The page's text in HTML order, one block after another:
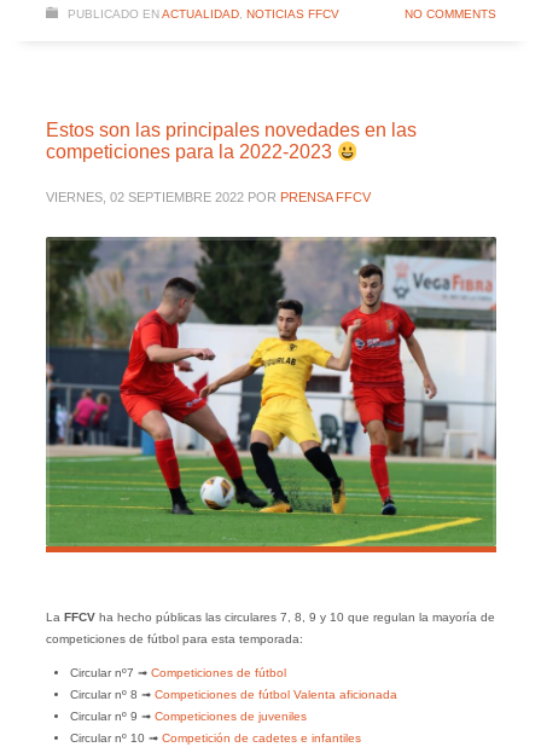
PUBLICADO EN ACTUALIDAD, NOTICIAS FFCV NO COMMENTS
Estos son las principales novedades en las
competiciones para la 2022-2023
VIERNES, 02 SEPTIEMBRE 2022 POR PRENSA FFCV
La FFCVha hecho públicas las circulares 7, 8, 9 y 10 que regulan la mayoría de
competiciones de fútbol para esta temporada:
Circular nº7 ➟ Competiciones de fútbol
Circular nº 8 ➟ Competiciones de fútbol Valenta aficionada
Circular nº 9 ➟ Competiciones de juveniles
Circular nº 10 ➟ Competición de cadetes e infantiles